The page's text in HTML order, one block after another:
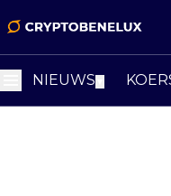
NIEUWS